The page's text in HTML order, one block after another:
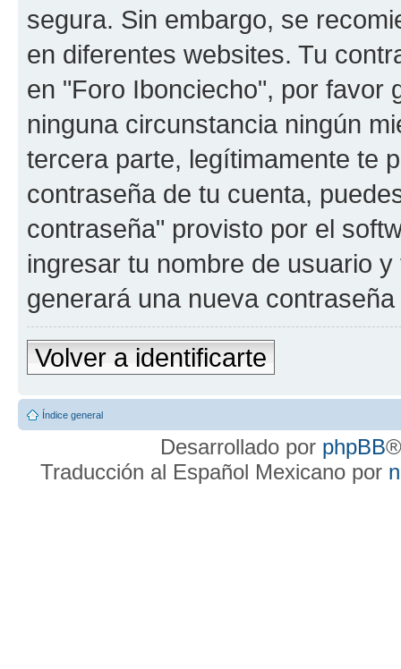
segura. Sin embargo, se
en diferentes websites. Tu
en "Foro Ibonciecho", por favor
ninguna circunstancia ningún
tercera parte, legítimamente te
contraseña de tu cuenta,
contraseña" provisto por el
ingresar tu nombre de usuario
generará una nueva
Volver a identificarte
Índice general
Desarrollado por phpBB
Traducción al Español Mexicano por